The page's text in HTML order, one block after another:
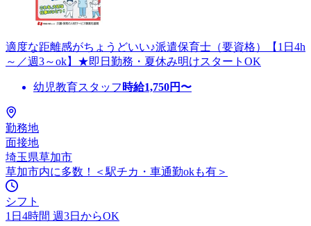
適度な距離感がちょうどいい♪派遣保育士（要資格）【1日4h
～／週3～ok】★即日勤務・夏休み明けスタートOK
幼児教育スタッフ 時給1,750円〜
勤務地
面接地
埼玉県草加市
草加市内に多数！＜駅チカ・車通勤okも有＞
シフト
1日4時間 週3日からOK